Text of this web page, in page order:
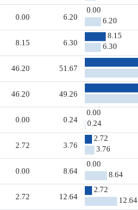
0.00 6.20
0.00
6.20
8.15 6.30
8.15
6.30
46.20 51.67
46.20 49.26
0.00 0.24
0.00
0.24
2.72 3.76
2.72
3.76
0.00 8.64
0.00
8.64
2.72 12.64
2.72
12.64